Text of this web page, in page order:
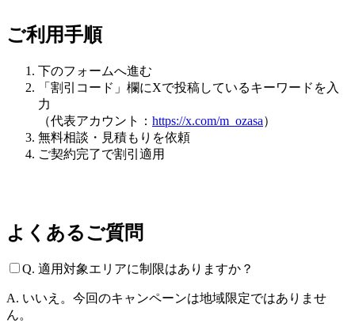
ご利用手順
下のフォームへ進む
「割引コード」欄にXで投稿しているキーワードを入
力
（代表アカウント： https://x.com/m_ozasa）
無料相談・見積もりを依頼
ご契約完了で割引適用
よくあるご質問
Q. 適用対象エリアに制限はありますか？
A. いいえ。今回のキャンペーンは地域限定ではありませ
ん。